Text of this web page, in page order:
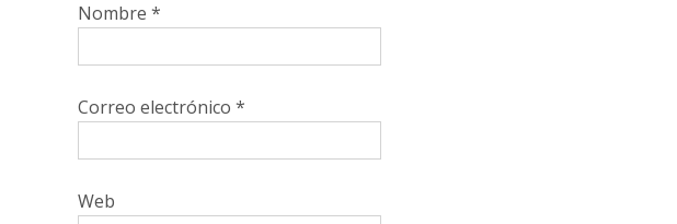
Nombre *
Correo electrónico *
Web